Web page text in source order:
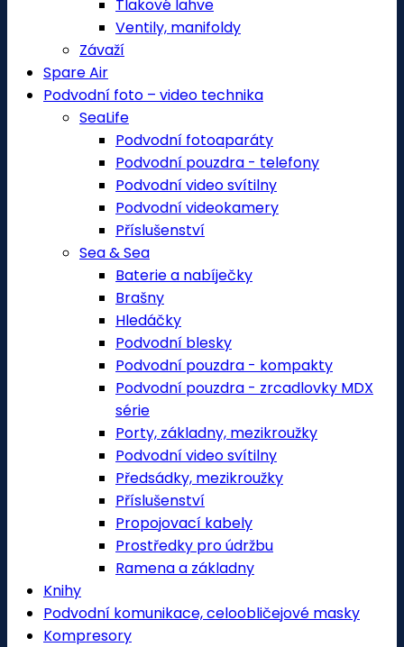
Tlakové lahve
Ventily, manifoldy
Závaží
Spare Air
Podvodní foto – video technika
SeaLife
Podvodní fotoaparáty
Podvodní pouzdra - telefony
Podvodní video svítilny
Podvodní videokamery
Příslušenství
Sea & Sea
Baterie a nabíječky
Brašny
Hledáčky
Podvodní blesky
Podvodní pouzdra - kompakty
Podvodní pouzdra - zrcadlovky MDX
série
Porty, základny, mezikroužky
Podvodní video svítilny
Předsádky, mezikroužky
Příslušenství
Propojovací kabely
Prostředky pro údržbu
Ramena a základny
Knihy
Podvodní komunikace, celoobličejové masky
Kompresory